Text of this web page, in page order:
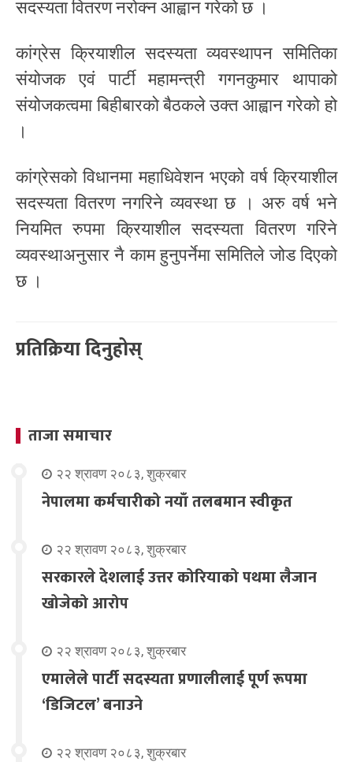
सदस्यता वितरण नरोक्न आह्वान गरेको छ ।
कांग्रेस क्रियाशील सदस्यता व्यवस्थापन समितिका
संयोजक एवं पार्टी महामन्त्री गगनकुमार थापाको
संयोजकत्वमा बिहीबारको बैठकले उक्त आह्वान गरेको हो
।
कांग्रेसको विधानमा महाधिवेशन भएको वर्ष क्रियाशील
सदस्यता वितरण नगरिने व्यवस्था छ । अरु वर्ष भने
नियमित रुपमा क्रियाशील सदस्यता वितरण गरिने
व्यवस्थाअनुसार नै काम हुनुपर्नेमा समितिले जोड दिएको
छ ।
प्रतिक्रिया दिनुहोस्
ताजा समाचार
२२ श्रावण २०८३, शुक्रबार
नेपालमा कर्मचारीको नयाँ तलबमान स्वीकृत
२२ श्रावण २०८३, शुक्रबार
सरकारले देशलाई उत्तर कोरियाको पथमा लैजान
खोजेको आरोप
२२ श्रावण २०८३, शुक्रबार
एमालेले पार्टी सदस्यता प्रणालीलाई पूर्ण रूपमा
‘डिजिटल’ बनाउने
२२ श्रावण २०८३, शुक्रबार